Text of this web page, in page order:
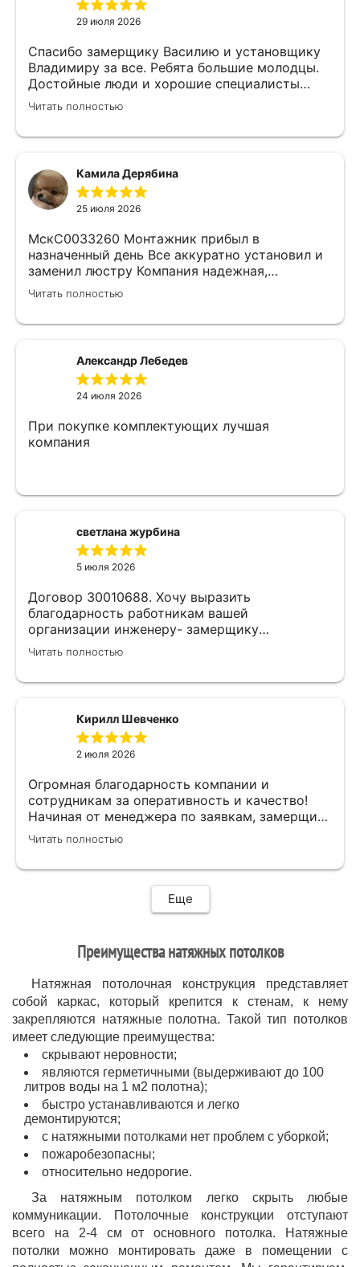
29 июля 2026
Спасибо замерщику Василию и установщику
Владимиру за все. Ребята большие молодцы.
Достойные люди и хорошие специалисты
своего дела. Молодцы просто, нет слов.
Читать полностью
Камила Дерябина
25 июля 2026
МскС0033260 Монтажник прибыл в
назначенный день Все аккуратно установил и
заменил люстру Компания надежная,
изначально был заключен договор с
замерщиком Делают приятные скидки Не
Читать полностью
Александр Лебедев
24 июля 2026
При покупке комплектующих лучшая
компания
светлана журбина
5 июля 2026
Договор 30010688. Хочу выразить
благодарность работникам вашей
организации инженеру- замерщику
Кулабухову Николаю,и мастеру монтажа Илье
.Спасибо за проделанную работу и
быстро,качественно,профессионально сделал
свою работу,убрал за собой ,что очень
приятно.Мне все понравилось .Хорошая
Читать полностью
Кирилл Шевченко
2 июля 2026
Огромная благодарность компании и
сотрудникам за оперативность и качество!
Начиная от менеджера по заявкам, замерщика
и установщиков. Объяснили про полотно и
системы монтажа, дали выбор, сделали
Читать полностью
Еще
Преимущества натяжных потолков
Натяжная потолочная конструкция представляет
собой каркас, который крепится к стенам, к нему
закрепляются натяжные полотна. Такой тип потолков
имеет следующие преимущества:
скрывают неровности;
являются герметичными (выдерживают до 100
литров воды на 1 м2 полотна);
быстро устанавливаются и легко
демонтируются;
с натяжными потолками нет проблем с уборкой;
пожаробезопасны;
относительно недорогие.
За натяжным потолком легко скрыть любые
коммуникации. Потолочные конструкции отступают
всего на 2-4 см от основного потолка. Натяжные
потолки можно монтировать даже в помещении с